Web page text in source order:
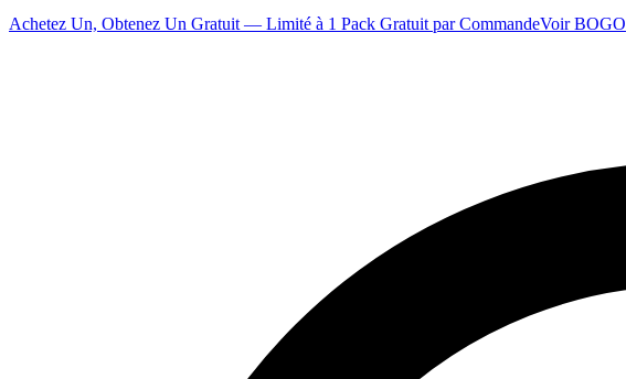
Achetez Un, Obtenez Un Gratuit — Limité à 1 Pack Gratuit par CommandeVoir BOGO